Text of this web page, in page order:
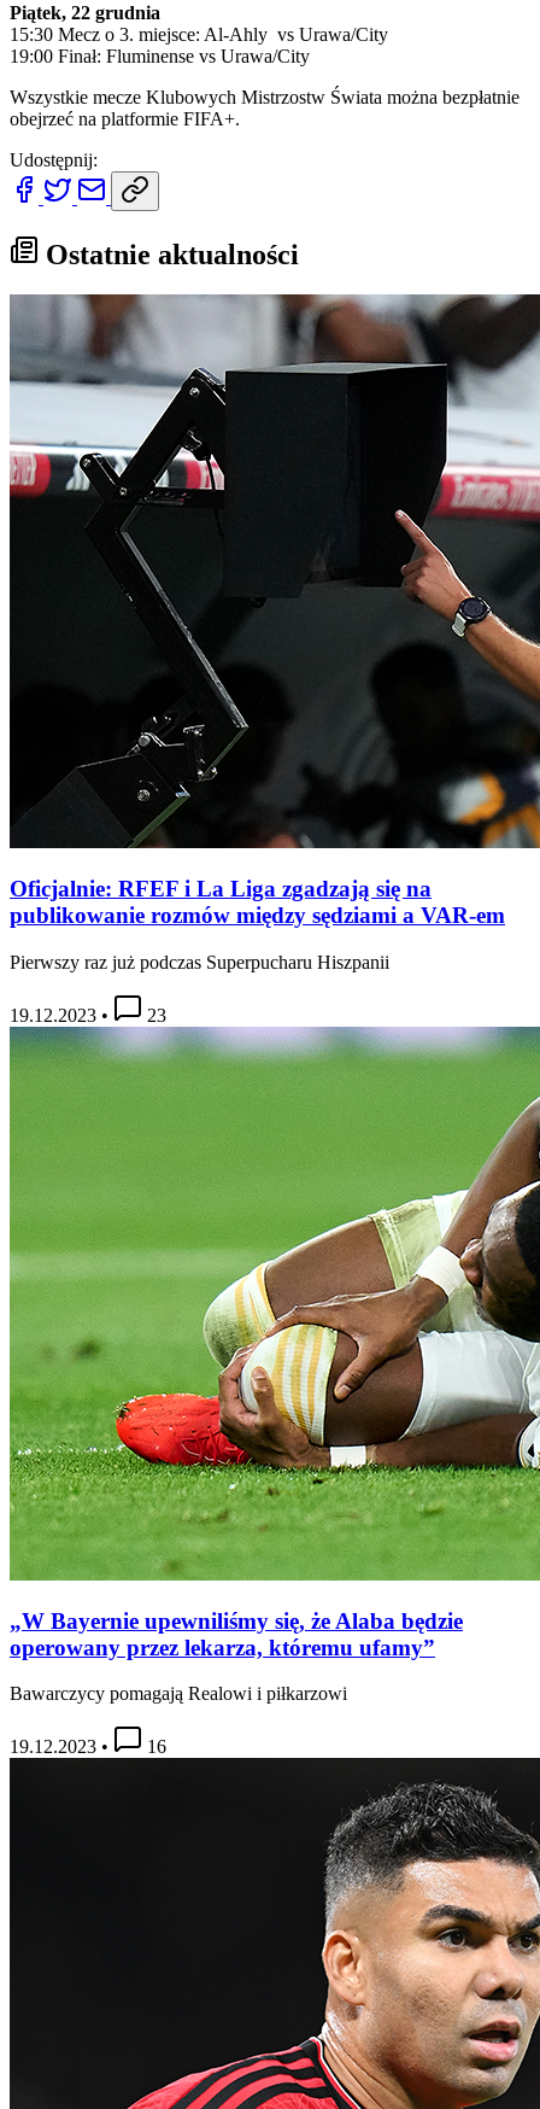
Piątek, 22 grudnia
15:30 Mecz o 3. miejsce: Al-Ahly vs Urawa/City
19:00 Finał: Fluminense vs Urawa/City
Wszystkie mecze Klubowych Mistrzostw Świata można bezpłatnie
obejrzeć na platformie FIFA+.
Udostępnij:
Ostatnie aktualności
Oficjalnie: RFEF i La Liga zgadzają się na
publikowanie rozmów między sędziami a VAR-em
Pierwszy raz już podczas Superpucharu Hiszpanii
19.12.2023 • 23
„W Bayernie upewniliśmy się, że Alaba będzie
operowany przez lekarza, któremu ufamy”
Bawarczycy pomagają Realowi i piłkarzowi
19.12.2023 • 16